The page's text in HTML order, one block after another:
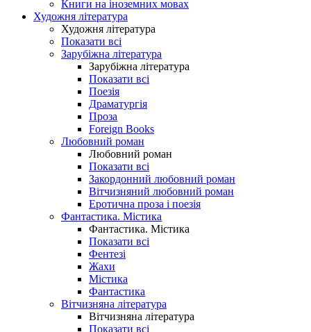
Книги на іноземних мовах
Художня література
Художня література
Показати всі
Зарубіжна література
Зарубіжна література
Показати всі
Поезія
Драматургія
Проза
Foreign Books
Любовний роман
Любовний роман
Показати всі
Закордонний любовний роман
Вітчизняний любовний роман
Еротична проза і поезія
Фантастика. Містика
Фантастика. Містика
Показати всі
Фентезі
Жахи
Містика
Фантастика
Вітчизняна література
Вітчизняна література
Показати всі